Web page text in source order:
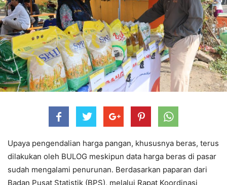
Upaya pengendalian harga pangan, khususnya beras, terus
dilakukan oleh BULOG meskipun data harga beras di pasar
sudah mengalami penurunan. Berdasarkan paparan dari
Badan Pusat Statistik (BPS), melalui Rapat Koordinasi